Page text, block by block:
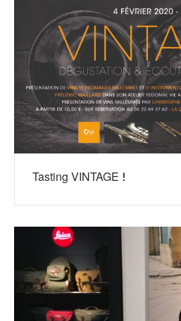
Tasting VINTAGE !